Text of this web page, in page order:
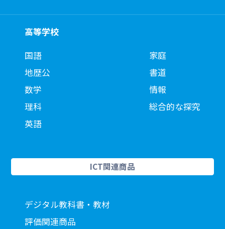
高等学校
国語
地歴公
数学
理科
英語
家庭
書道
情報
総合的な探究
ICT関連商品
デジタル教科書・教材
評価関連商品